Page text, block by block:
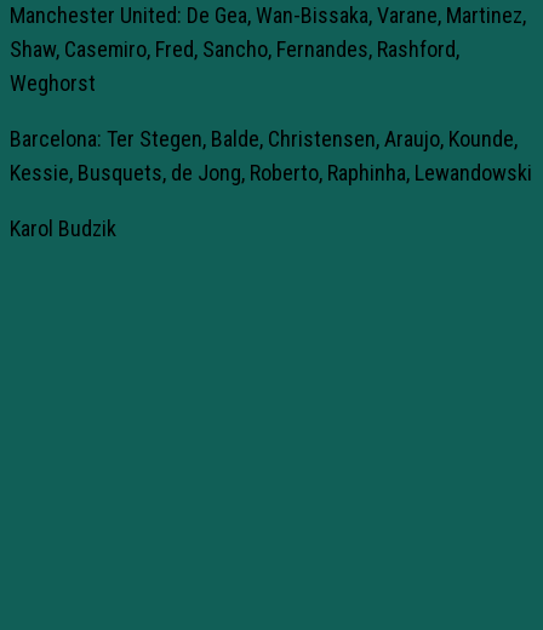
Manchester United: De Gea, Wan-Bissaka, Varane, Martinez,
Shaw, Casemiro, Fred, Sancho, Fernandes, Rashford,
Weghorst
Barcelona: Ter Stegen, Balde, Christensen, Araujo, Kounde,
Kessie, Busquets, de Jong, Roberto, Raphinha, Lewandowski
Karol Budzik